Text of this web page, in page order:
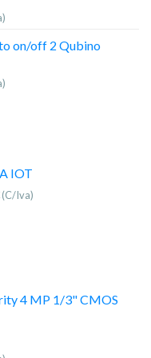
on/off 2 Qubino
IOT
(C/Iva)
4 MP 1/3" CMOS